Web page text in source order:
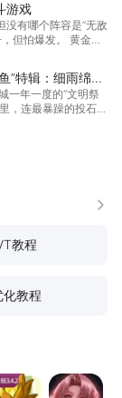
游戏
有哪个阵容是“无敌
但怕爆发。 黄金士
”特辑：细雨绵
一年一度的“文明祭
，连最暴躁的投石车
更多
教程
化教程
版
蓝星球
植物大战僵尸融
无期迷